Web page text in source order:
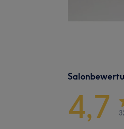
4,7